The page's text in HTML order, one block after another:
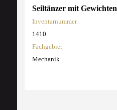
Seiltänzer mit Gewichten
Inventarnummer
1410
Fachgebiet
Mechanik